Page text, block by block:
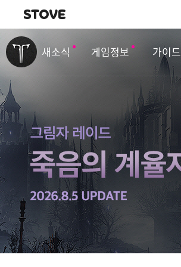
내비게이션
새소식 게임정보 가이드
벤
트
&
업
데
이
트